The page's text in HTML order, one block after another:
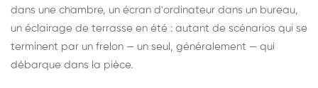
dans une chambre, un écran d'ordinateur dans un bureau,
un éclairage de terrasse en été : autant de scénarios qui se
terminent par un frelon — un seul, généralement — qui
débarque dans la pièce.